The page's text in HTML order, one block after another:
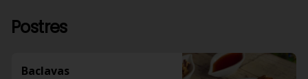
Postres
Baclavas